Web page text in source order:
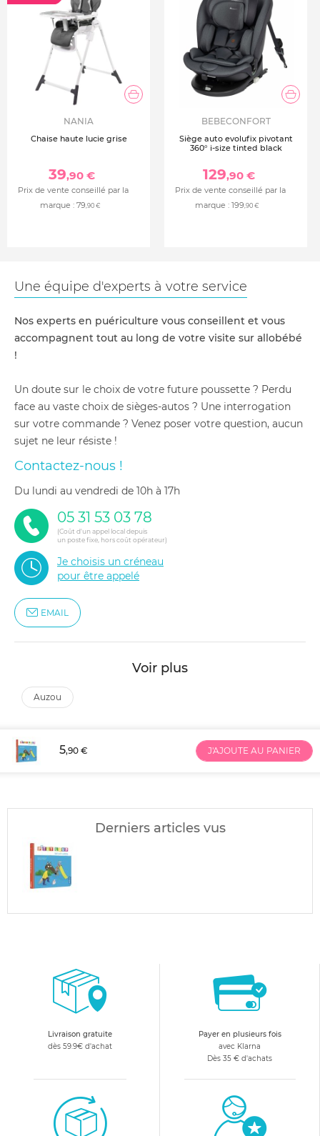
NANIA
Chaise haute lucie grise
39,90 €
Prix de vente conseillé par la
marque : 79,90 €
BEBECONFORT
Siège auto evolufix pivotant
360° i-size tinted black
129,90 €
Prix de vente conseillé par la
marque : 199,90 €
Une équipe d'experts à votre service
Nos experts en puériculture vous conseillent et vous
accompagnent tout au long de votre visite sur allobébé
!
Un doute sur le choix de votre future poussette ? Perdu
face au vaste choix de sièges-autos ? Une interrogation
sur votre commande ? Venez poser votre question, aucun
sujet ne leur résiste !
Contactez-nous !
du lundi au vendredi de 10h à 17h
05 31 53 03 78
(Coût d'un appel local depuis
un poste fixe, hors coût opérateur)
Je choisis un créneau
pour être appelé
EMAIL
Voir plus
auzou
5,90 € J'AJOUTE AU PANIER
Derniers articles vus
Livraison gratuite
dès 59.9€ d'achat
Payer en plusieurs fois
avec Klarna
Dès 35 € d'achats